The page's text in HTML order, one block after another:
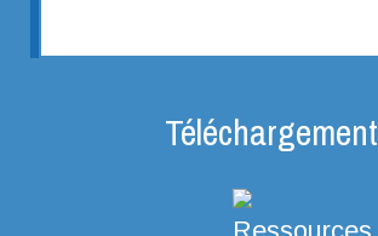
Téléchargement